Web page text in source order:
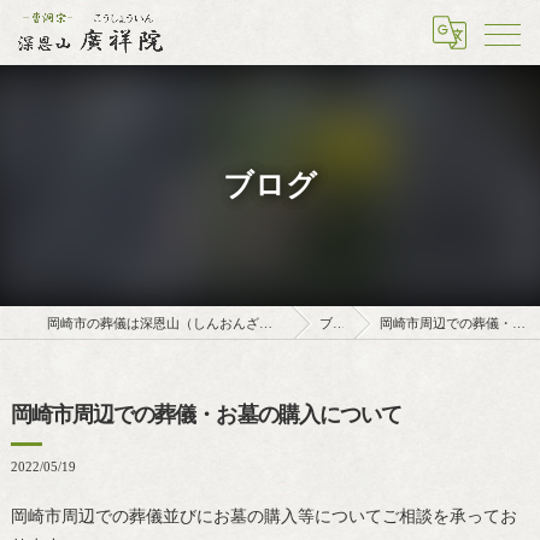
ブログ
岡崎市の葬儀は深恩山（しんおんざん）廣祥院（こうしょういん） ブログ 岡崎市周辺での葬儀・お墓の購入について
岡崎市周辺での葬儀・お墓の購入について
2022/05/19
岡崎市周辺での葬儀並びにお墓の購入等についてご相談を承ってお